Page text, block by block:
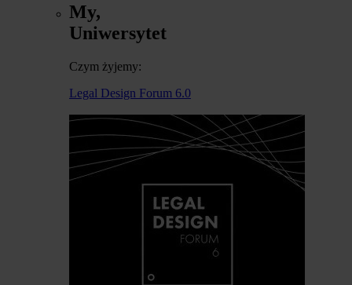
My,
Uniwersytet
Czym żyjemy:
Legal Design Forum 6.0